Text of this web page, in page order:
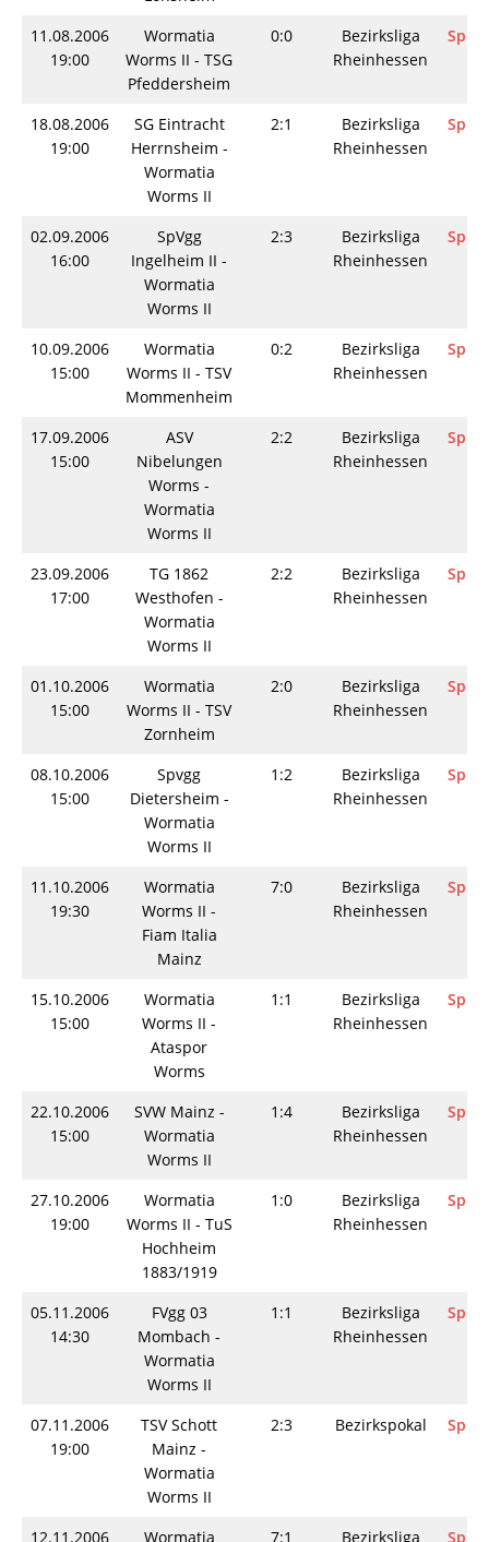
11.08.2006
19:00
Wormatia
Worms II - TSG
Pfeddersheim
0:0
Bezirksliga
Rheinhessen
18.08.2006
19:00
SG Eintracht
Herrnsheim -
Wormatia
Worms II
2:1
Bezirksliga
Rheinhessen
02.09.2006
16:00
SpVgg
Ingelheim II -
Wormatia
Worms II
2:3
Bezirksliga
Rheinhessen
10.09.2006
15:00
Wormatia
Worms II - TSV
Mommenheim
0:2
Bezirksliga
Rheinhessen
17.09.2006
15:00
ASV
Nibelungen
Worms -
Wormatia
Worms II
2:2
Bezirksliga
Rheinhessen
23.09.2006
17:00
TG 1862
Westhofen -
Wormatia
Worms II
2:2
Bezirksliga
Rheinhessen
01.10.2006
15:00
Wormatia
Worms II - TSV
Zornheim
2:0
Bezirksliga
Rheinhessen
08.10.2006
15:00
Spvgg
Dietersheim -
Wormatia
Worms II
1:2
Bezirksliga
Rheinhessen
11.10.2006
19:30
Wormatia
Worms II -
Fiam Italia
Mainz
7:0
Bezirksliga
Rheinhessen
15.10.2006
15:00
Wormatia
Worms II -
Ataspor
Worms
1:1
Bezirksliga
Rheinhessen
22.10.2006
15:00
SVW Mainz -
Wormatia
Worms II
1:4
Bezirksliga
Rheinhessen
27.10.2006
19:00
Wormatia
Worms II - TuS
Hochheim
1883/1919
1:0
Bezirksliga
Rheinhessen
05.11.2006
14:30
FVgg 03
Mombach -
Wormatia
Worms II
1:1
Bezirksliga
Rheinhessen
07.11.2006
19:00
TSV Schott
Mainz -
Wormatia
Worms II
2:3 Bezirkspokal
12.11.2006 Wormatia 7:1 Bezirksliga